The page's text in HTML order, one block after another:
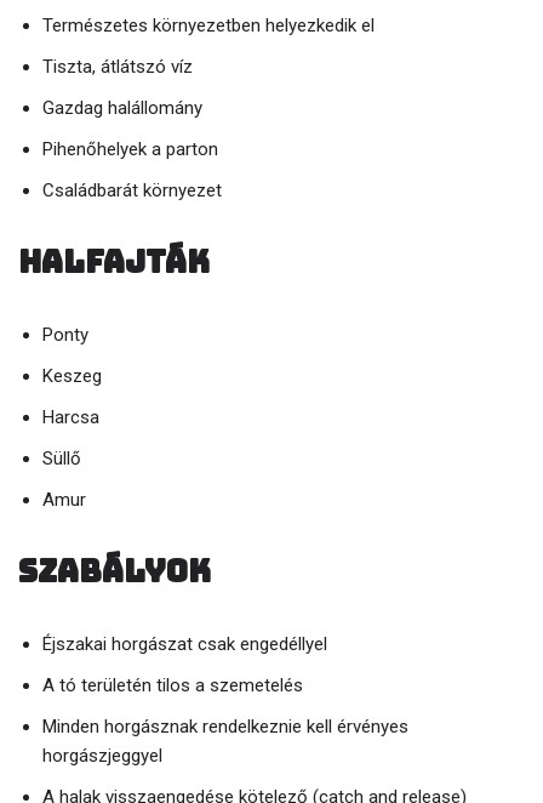
Természetes környezetben helyezkedik el
Tiszta, átlátszó víz
Gazdag halállomány
Pihenőhelyek a parton
Családbarát környezet
Halfajták
Ponty
Keszeg
Harcsa
Süllő
Amur
Szabályok
Éjszakai horgászat csak engedéllyel
A tó területén tilos a szemetelés
Minden horgásznak rendelkeznie kell érvényes
horgászjeggyel
A halak visszaengedése kötelező (catch and release)